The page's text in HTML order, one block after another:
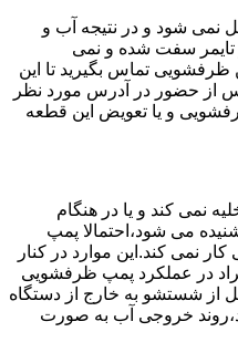
شود و در نتیجه آب و
تایمر سفت شده و نمی
ظرفشویی تماس بگیرید تا این
از حضور در آدرس مورد نظر
و یا تعویض این قطعه
نمی کند و یا در هنگام
می شود،احتمالا پمپ
نمی کند.این موارد در کنار
در عملکرد پمپ ظرفشویی
شستشو به خارج از دستگاه
خروجی آب به صورت